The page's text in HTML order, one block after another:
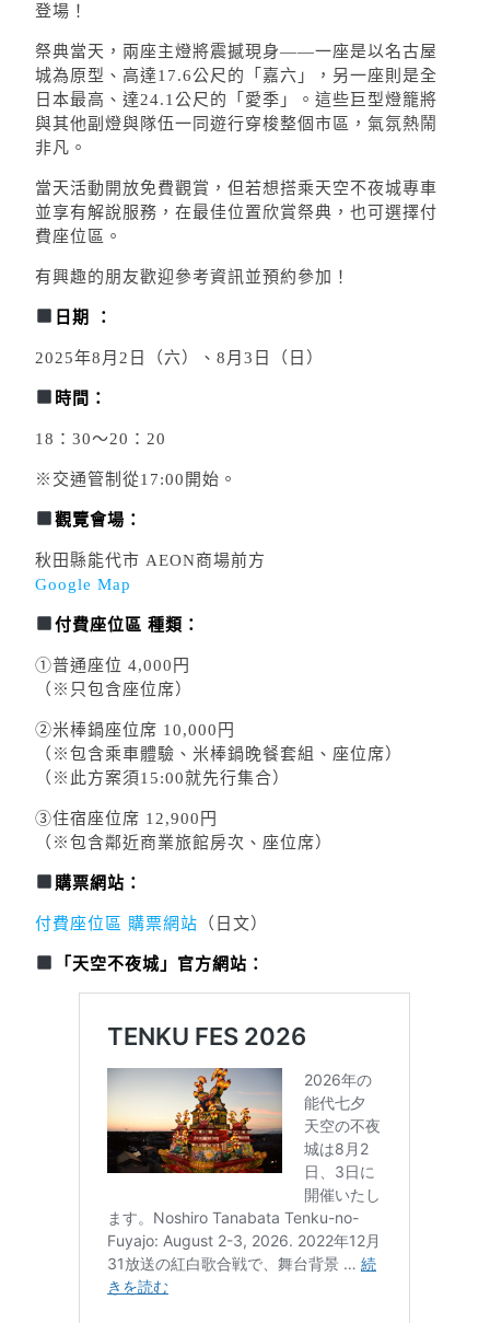
登場！
祭典當天，兩座主燈將震撼現身——一座是以名古屋
城為原型、高達17.6公尺的「嘉六」，另一座則是全
日本最高、達24.1公尺的「愛季」。這些巨型燈籠將
與其他副燈與隊伍一同遊行穿梭整個市區，氣氛熱鬧
非凡。
當天活動開放免費觀賞，但若想搭乘天空不夜城專車
並享有解說服務，在最佳位置欣賞祭典，也可選擇付
費座位區。
有興趣的朋友歡迎參考資訊並預約參加！
日期 ：
2025年8月2日（六）、8月3日（日）
時間：
18：30～20：20
※交通管制從17:00開始。
觀覽會場：
秋田縣能代市 AEON商場前方
Google Map
付費座位區 種類：
①普通座位 4,000円
（※只包含座位席）
②米棒鍋座位席 10,000円
（※包含乘車體驗、米棒鍋晚餐套組、座位席）
（※此方案須15:00就先行集合）
③住宿座位席 12,900円
（※包含鄰近商業旅館房次、座位席）
購票網站：
付費座位區 購票網站 （日文）
「天空不夜城」官方網站：